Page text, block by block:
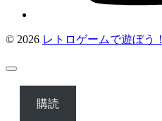
© 2026 レトロゲームで遊ぼう！
購読